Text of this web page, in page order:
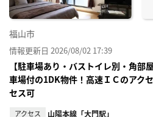
福山市
情報更新日 2026/08/02 17:39
【駐車場あり・バストイレ別・角部
車場付の1DK物件！高速ＩＣのアク
セス可
アクセス 山陽本線「大門駅」